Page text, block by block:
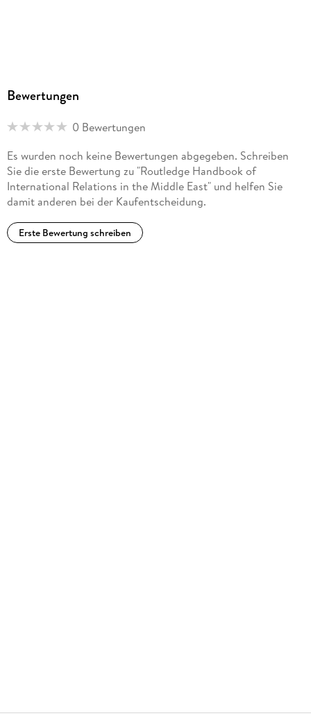
Bewertungen
0 Bewertungen
Es wurden noch keine Bewertungen abgegeben. Schreiben
Sie die erste Bewertung zu "Routledge Handbook of
International Relations in the Middle East" und helfen Sie
damit anderen bei der Kaufentscheidung.
Erste Bewertung schreiben